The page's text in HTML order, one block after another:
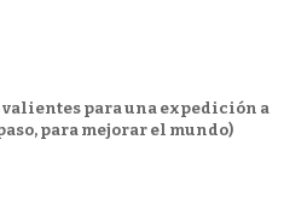
valientes para una expedición a
para mejorar el mundo)